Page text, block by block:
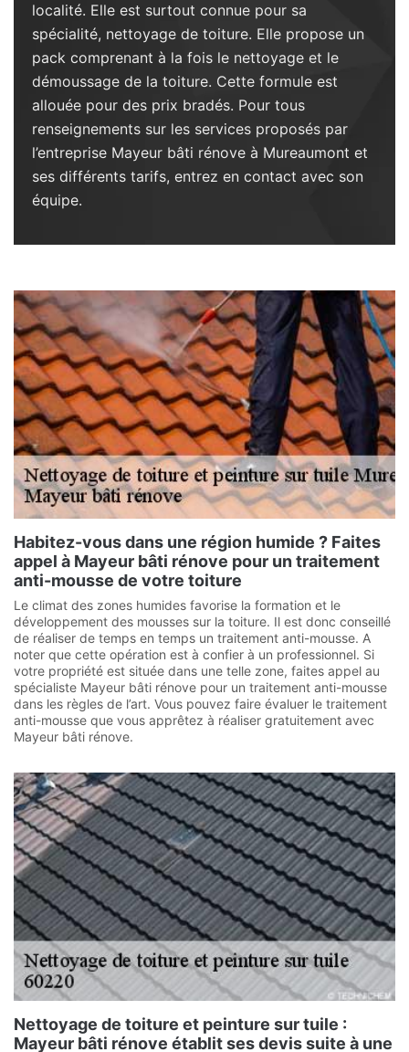
localité. Elle est surtout connue pour sa
spécialité, nettoyage de toiture. Elle propose un
pack comprenant à la fois le nettoyage et le
démoussage de la toiture. Cette formule est
allouée pour des prix bradés. Pour tous
renseignements sur les services proposés par
l’entreprise Mayeur bâti rénove à Mureaumont et
ses différents tarifs, entrez en contact avec son
équipe.
Habitez-vous dans une région humide ? Faites
appel à Mayeur bâti rénove pour un traitement
anti-mousse de votre toiture
Le climat des zones humides favorise la formation et le
développement des mousses sur la toiture. Il est donc conseillé
de réaliser de temps en temps un traitement anti-mousse. A
noter que cette opération est à confier à un professionnel. Si
votre propriété est située dans une telle zone, faites appel au
spécialiste Mayeur bâti rénove pour un traitement anti-mousse
dans les règles de l’art. Vous pouvez faire évaluer le traitement
anti-mousse que vous apprêtez à réaliser gratuitement avec
Mayeur bâti rénove.
Nettoyage de toiture et peinture sur tuile :
Mayeur bâti rénove établit ses devis suite à une